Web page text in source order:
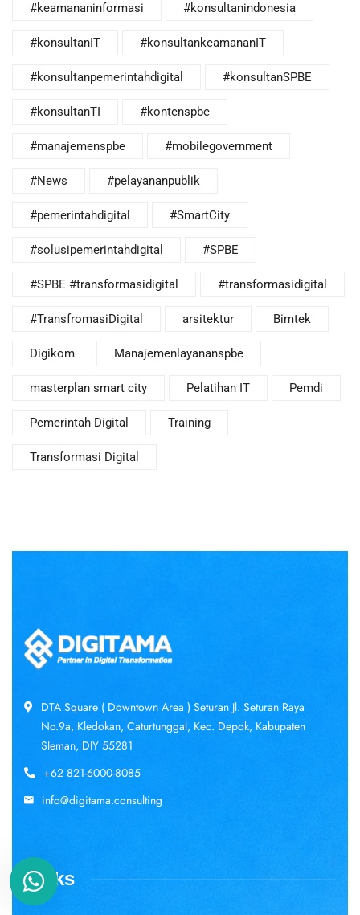
#keamananinformasi #konsultanindonesia
#konsultanIT #konsultankeamananIT
#konsultanpemerintahdigital #konsultanSPBE
#konsultanTI #kontenspbe
#manajemenspbe #mobilegovernment
#News #pelayananpublik
#pemerintahdigital #SmartCity
#solusipemerintahdigital #SPBE
#SPBE #transformasidigital #transformasidigital
#TransfromasiDigital arsitektur Bimtek
Digikom Manajemenlayananspbe
masterplan smart city Pelatihan IT Pemdi
Pemerintah Digital Training
Transformasi Digital
DTA Square ( Downtown Area ) Seturan Jl. Seturan Raya
No.9a, Kledokan, Caturtunggal, Kec. Depok, Kabupaten
Sleman, DIY 55281
+62 821-6000-8085
info@digitama.consulting
Links